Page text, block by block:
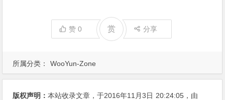
所属分类： WooYun-Zone
赞0 赏 分享
版权声明：本站收录文章，于2016年11月3日 20:24:05 ，由